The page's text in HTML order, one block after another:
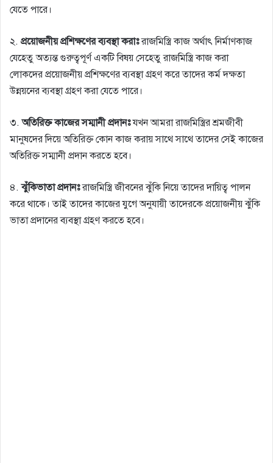
যেতে পারে।
২. প্রয়োজনীয় প্রশিক্ষণের ব্যবস্থা করাঃরাজমিস্ত্রি কাজ অর্থাৎ নির্মাণকাজ
যেহেতু অত্যন্ত গুরুত্বপূর্ণ একটি বিষয় সেহেতু রাজমিস্ত্রি কাজ করা
লোকদের প্রয়োজনীয় প্রশিক্ষণের ব্যবস্থা গ্রহণ করে তাদের কর্ম দক্ষতা
উন্নয়নের ব্যবস্থা গ্রহণ করা যেতে পারে।
৩.অতিরিক্ত কাজের সম্মানী প্রদানঃযখন আমরা রাজমিস্ত্রির শ্রমজীবী
মানুষদের দিয়ে অতিরিক্ত কোন কাজ করায় সাথে সাথে তাদের সেই কাজের
অতিরিক্ত সম্মানী প্রদান করতে হবে।
৪.ঝুঁকিভাতা প্রদানঃরাজমিস্ত্রি জীবনের ঝুঁকি নিয়ে তাদের দায়িত্ব পালন
করে থাকে। তাই তাদের কাজের যুগে অনুযায়ী তাদেরকে প্রয়োজনীয় ঝুঁকি
ভাতা প্রদানের ব্যবস্থা গ্রহণ করতে হবে।